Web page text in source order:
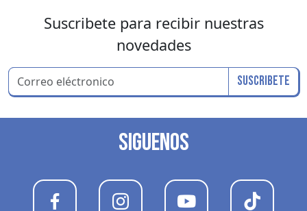
Suscribete para recibir nuestras
novedades
Suscribete
SIGUENOS